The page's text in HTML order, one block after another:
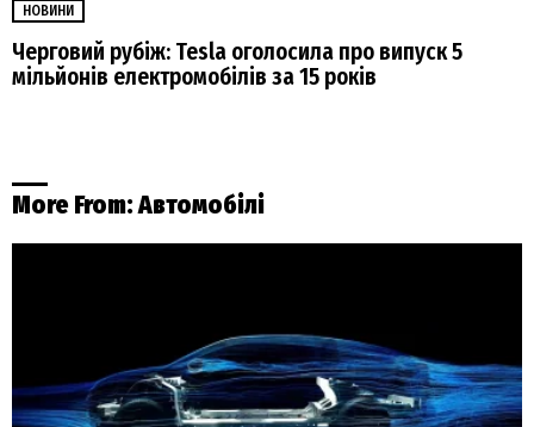
НОВИНИ
Черговий рубіж: Tesla оголосила про випуск 5
мільйонів електромобілів за 15 років
More From:Автомобілі